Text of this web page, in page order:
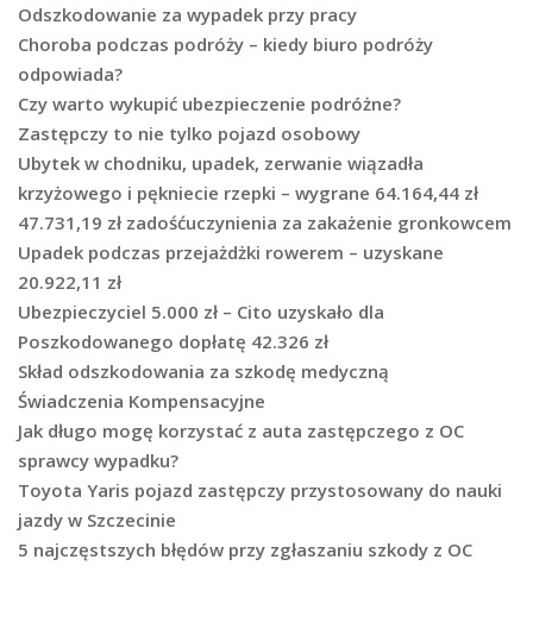
Odszkodowanie za wypadek przy pracy
Choroba podczas podróży – kiedy biuro podróży
odpowiada?
Czy warto wykupić ubezpieczenie podróżne?
Zastępczy to nie tylko pojazd osobowy
Ubytek w chodniku, upadek, zerwanie wiązadła
krzyżowego i pękniecie rzepki – wygrane 64.164,44 zł
47.731,19 zł zadośćuczynienia za zakażenie gronkowcem
Upadek podczas przejażdżki rowerem – uzyskane
20.922,11 zł
Ubezpieczyciel 5.000 zł – Cito uzyskało dla
Poszkodowanego dopłatę 42.326 zł
Skład odszkodowania za szkodę medyczną
Świadczenia Kompensacyjne
Jak długo mogę korzystać z auta zastępczego z OC
sprawcy wypadku?
Toyota Yaris pojazd zastępczy przystosowany do nauki
jazdy w Szczecinie
5 najczęstszych błędów przy zgłaszaniu szkody z OC